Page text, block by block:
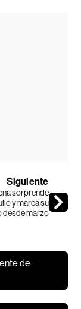
Siguiente
sorprende
y marca su
desde marzo
de